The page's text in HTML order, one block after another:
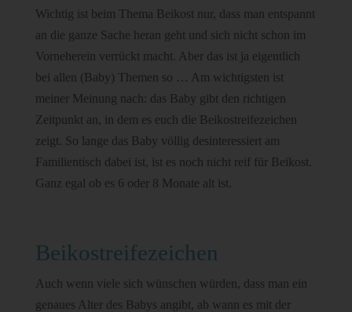
Wichtig ist beim Thema Beikost nur, dass man entspannt
an die ganze Sache heran geht und sich nicht schon im
Vorneherein verrückt macht. Aber das ist ja eigentlich
bei allen (Baby) Themen so … Am wichtigsten ist
meiner Meinung nach: das Baby gibt den richtigen
Zeitpunkt an, in dem es euch die Beikostreifezeichen
zeigt. So lange das Baby völlig desinteressiert am
Familientisch dabei ist, ist es noch nicht reif für Beikost.
Ganz egal ob es 6 oder 8 Monate alt ist.
Beikostreifezeichen
Auch wenn viele sich wünschen würden, dass man ein
genaues Alter des Babys angibt, ab wann es mit der